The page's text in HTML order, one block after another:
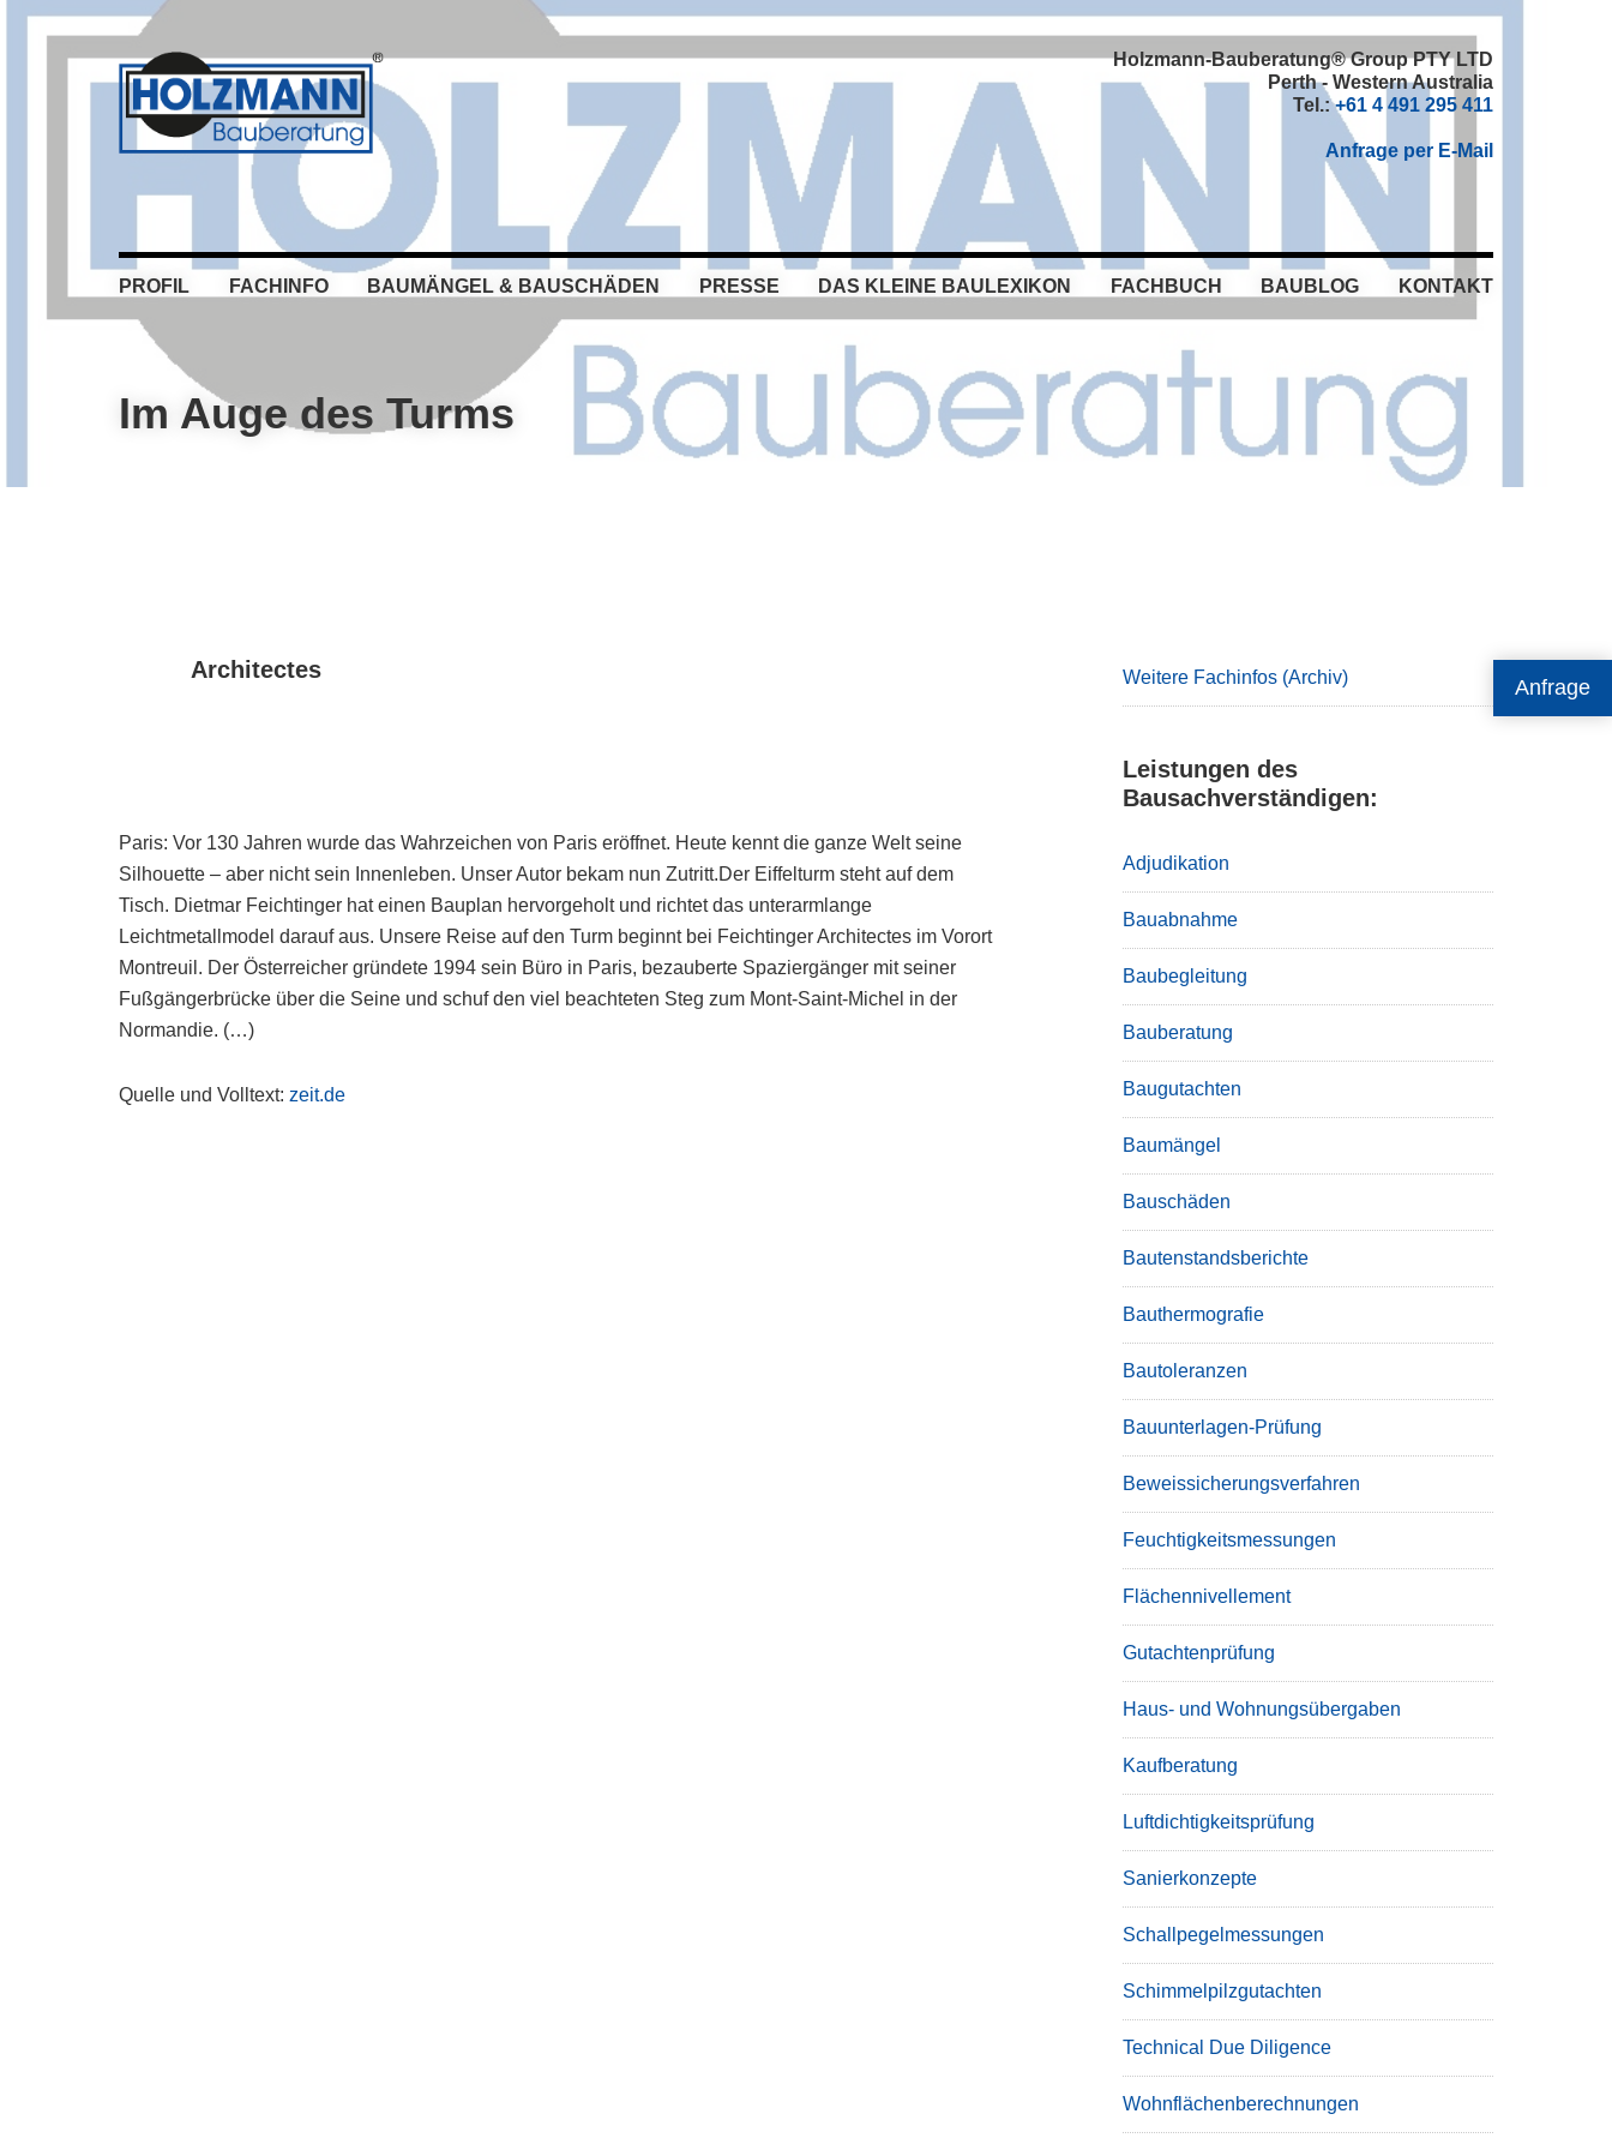
Anfrage
Skip
Skip
Skip
Skip
Holzmann-Bauberatung® Group PTY LTD
Perth - Western Australia
Tel.:+61 4 491 295 411
Anfrage per E-Mail
PROFIL FACHINFO BAUMÄNGEL & BAUSCHÄDEN PRESSE DAS KLEINE BAULEXIKON FACHBUCH BAUBLOG KONTAKT
Im Auge des Turms
Architectes
Paris: Vor 130 Jahren wurde das Wahrzeichen von Paris eröffnet. Heute kennt die ganze Welt seine
Silhouette – aber nicht sein Innenleben. Unser Autor bekam nun Zutritt.Der Eiffelturm steht auf dem
Tisch. Dietmar Feichtinger hat einen Bauplan hervorgeholt und richtet das unterarmlange
Leichtmetallmodel darauf aus. Unsere Reise auf den Turm beginnt bei Feichtinger Architectes im Vorort
Montreuil. Der Österreicher gründete 1994 sein Büro in Paris, bezauberte Spaziergänger mit seiner
Fußgängerbrücke über die Seine und schuf den viel beachteten Steg zum Mont-Saint-Michel in der
Normandie. (…)
Quelle und Volltext:zeit.de
Weitere Fachinfos (Archiv)
Leistungen des
Bausachverständigen:
Adjudikation
Bauabnahme
Baubegleitung
Bauberatung
Baugutachten
Baumängel
Bauschäden
Bautenstandsberichte
Bauthermografie
Bautoleranzen
Bauunterlagen-Prüfung
Beweissicherungsverfahren
Feuchtigkeitsmessungen
Flächennivellement
Gutachtenprüfung
Haus- und Wohnungsübergaben
Kaufberatung
Luftdichtigkeitsprüfung
Sanierkonzepte
Schallpegelmessungen
Schimmelpilzgutachten
Technical Due Diligence
Wohnflächenberechnungen